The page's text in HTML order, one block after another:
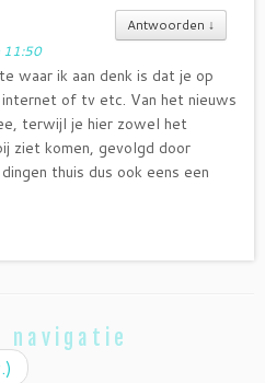
Antwoorden ↓
11:50
waar ik aan denk is dat je op
of tv etc. Van het nieuws
terwijl je hier zowel het
ziet komen, gevolgd door
thuis dus ook eens een
navigatie